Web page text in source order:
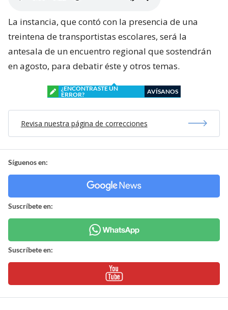
La instancia, que contó con la presencia de una
treintena de transportistas escolares, será la
antesala de un encuentro regional que sostendrán
en agosto, para debatir éste y otros temas.
¿ENCONTRASTE UN
ERROR?
AVÍSANOS
Revisa nuestra página de correcciones
Síguenos en:
Suscríbete en:
Suscríbete en: